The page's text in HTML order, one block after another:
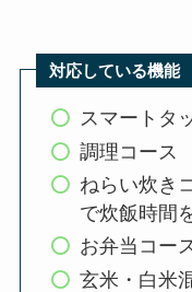
対応している機能
スマートタ
調理コース
ねらい炊き
で炊飯時間
お弁当コー
玄米・白米